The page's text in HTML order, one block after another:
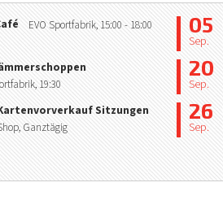
EVO Sportfabrik, 15:00 - 18:00
19:30
Sitzungen
Ganztägig
05
Sep.
20
Sep.
26
Sep.